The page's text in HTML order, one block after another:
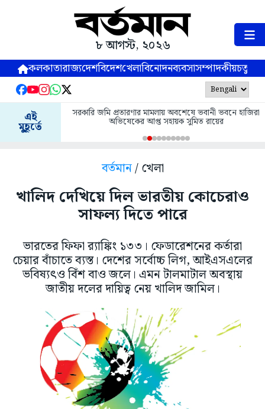
৮ আগস্ট, ২০২৬
কলকাতারাজ্যদেশবিদেশখেলাবিনোদনব্যবসাসম্পাদকীয়
এই
মুহূর্তে
সরকারি জমি প্রতারণার মামলায় অবশেষে ভবানী ভবনে হাজিরা
অভিষেকের আপ্ত সহায়ক সুমিত রায়ের
বর্তমান/ খেলা
খালিদ দেখিয়ে দিল ভারতীয় কোচেরাও
সাফল্য দিতে পারে
ভারতের ফিফা র‌্যাঙ্কিং ১৩৩। ফেডারেশনের কর্তারা
চেয়ার বাঁচাতে ব্যস্ত। দেশের সর্বোচ্চ লিগ, আইএসএলের
ভবিষ্যৎও বিঁশ বাও জলে। এমন টালমাটাল অবস্থায়
জাতীয় দলের দায়িত্ব নেয় খালিদ জামিল।